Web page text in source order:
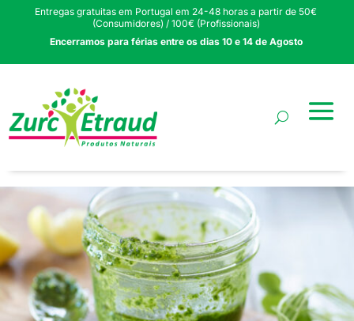
Entregas gratuitas em Portugal em 24-48 horas a partir de 50€
(Consumidores) / 100€ (Profissionais)
Encerramos para férias entre os dias 10 e 14 de Agosto